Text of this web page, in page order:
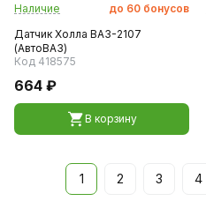
Наличие до 60 бонусов
Датчик Холла ВАЗ-2107
(АвтоВАЗ)
Код 418575
664 ₽
В корзину
1 2 3 4